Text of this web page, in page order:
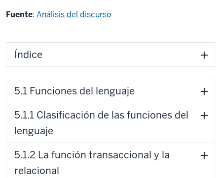
Fuente: Análisis del discurso
Índice
5.1 Funciones del lenguaje
5.1.1 Clasificación de las funciones del
lenguaje
5.1.2 La función transaccional y la
relacional